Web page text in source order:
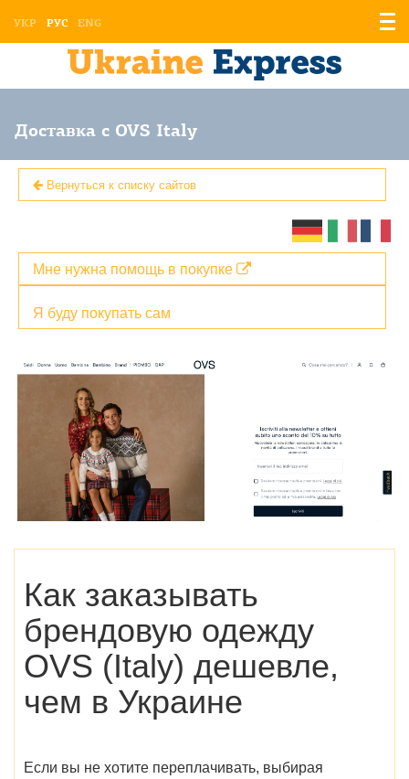
УКР РУС ENG
Доставка с OVS Italy
Вернуться к списку сайтов
Я буду покупать сам
Мне нужна помощь в покупке
Как заказывать
брендовую одежду
OVS (Italy) дешевле,
чем в Украине
Если вы не хотите переплачивать, выбирая